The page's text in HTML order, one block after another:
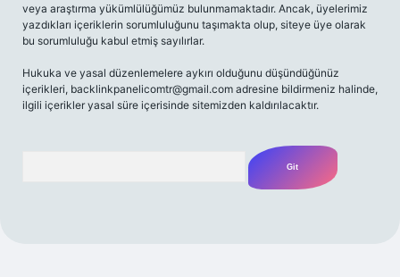
veya araştırma yükümlülüğümüz bulunmamaktadır. Ancak, üyelerimiz
yazdıkları içeriklerin sorumluluğunu taşımakta olup, siteye üye olarak
bu sorumluluğu kabul etmiş sayılırlar.
Hukuka ve yasal düzenlemelere aykırı olduğunu düşündüğünüz
içerikleri, backlinkpanelicomtr@gmail.com adresine bildirmeniz halinde,
ilgili içerikler yasal süre içerisinde sitemizden kaldırılacaktır.